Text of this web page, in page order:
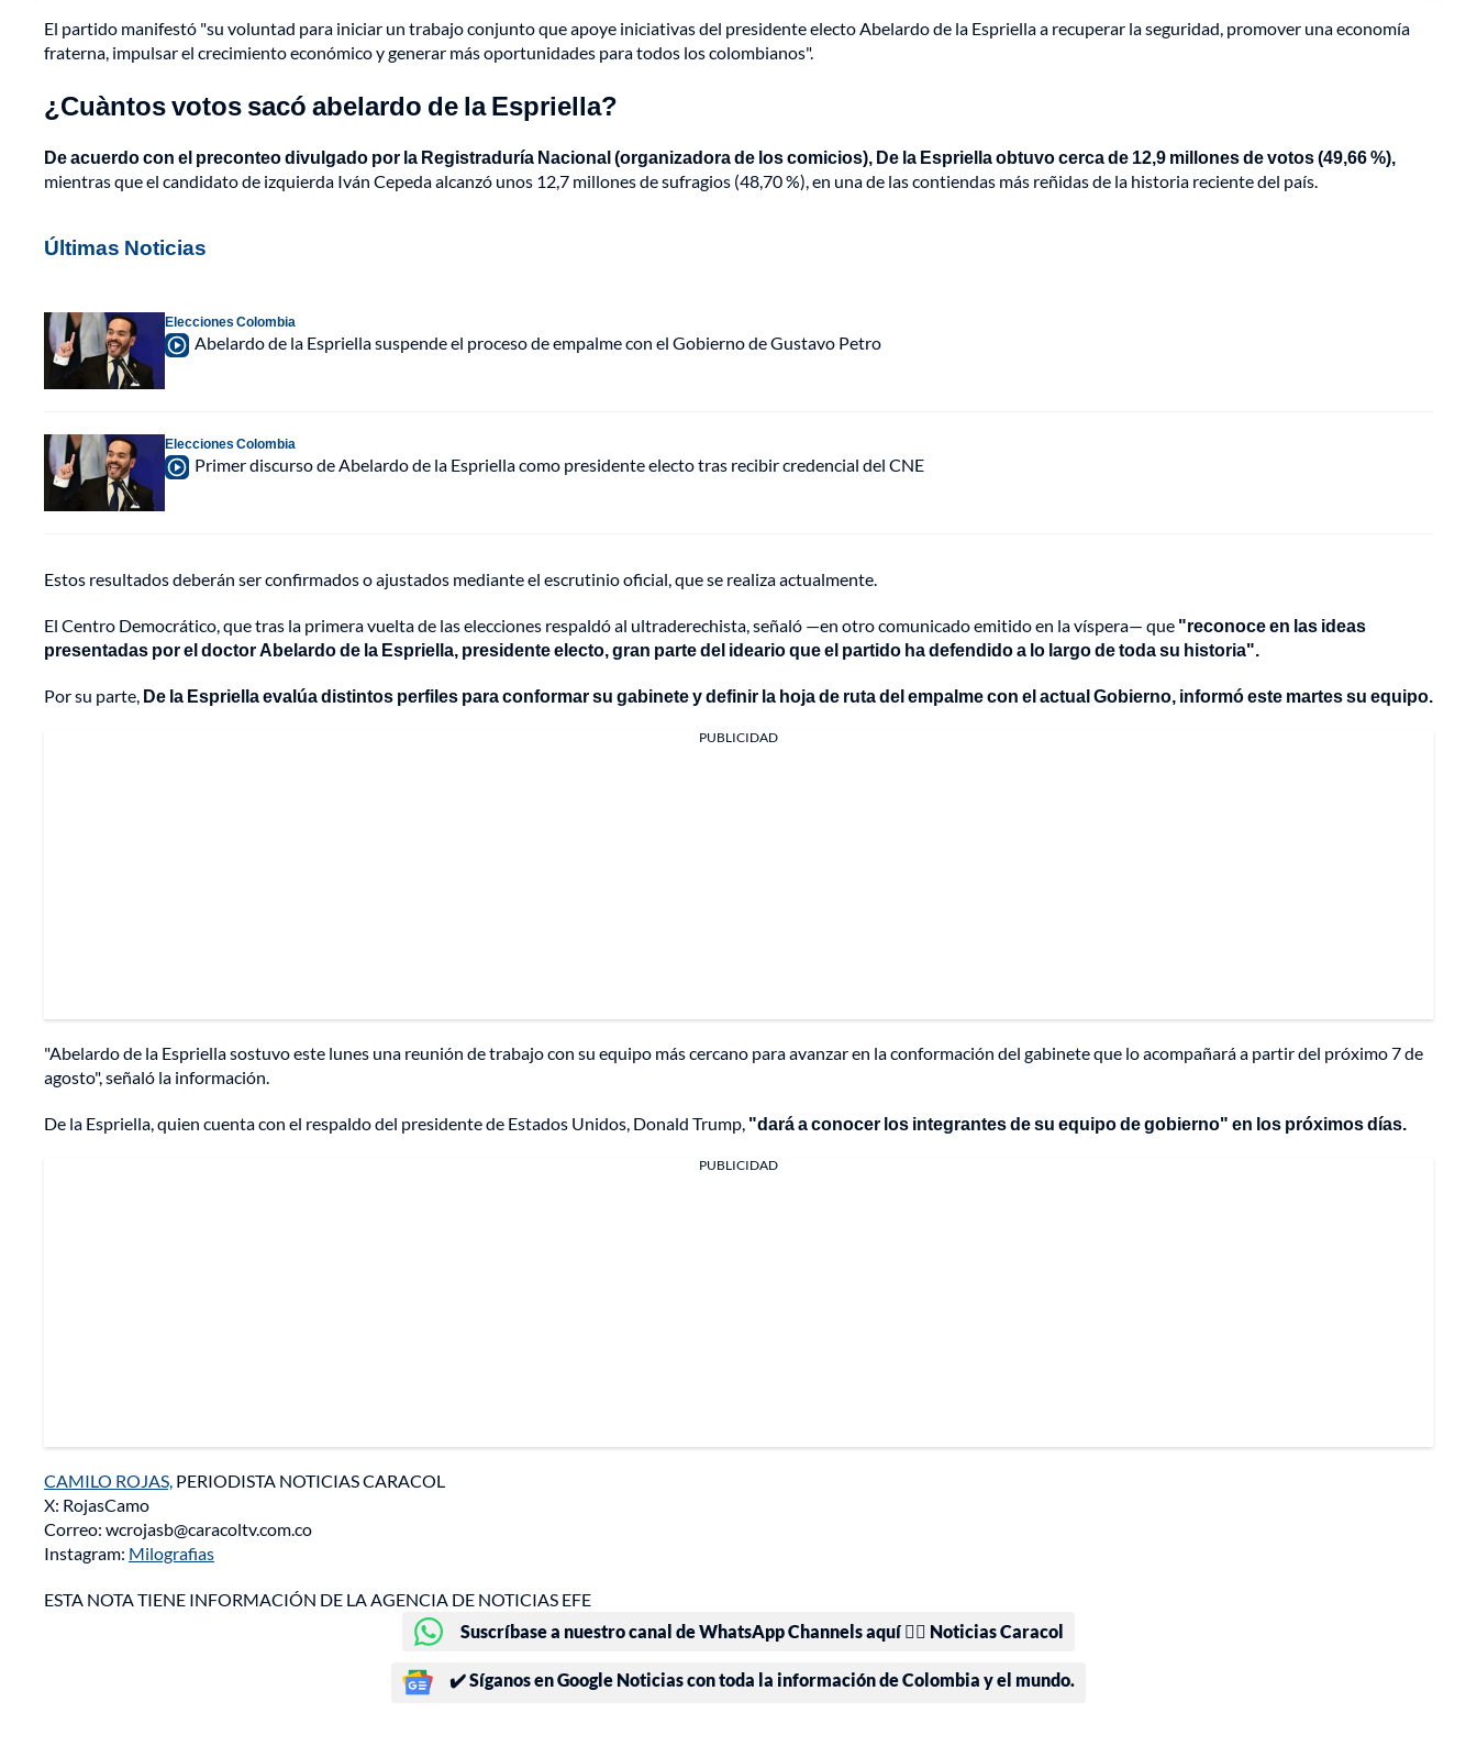
El partido manifestó "su voluntad para iniciar un trabajo conjunto que apoye iniciativas del presidente electo Abelardo de la Espriella a recuperar la seguridad, promover una economía
fraterna, impulsar el crecimiento económico y generar más oportunidades para todos los colombianos".
¿Cuàntos votos sacó abelardo de la Espriella?
De acuerdo con el preconteo divulgado por la Registraduría Nacional (organizadora de los comicios), De la Espriella obtuvo cerca de 12,9 millones de votos (49,66 %),
mientras que el candidato de izquierda Iván Cepeda alcanzó unos 12,7 millones de sufragios (48,70 %), en una de las contiendas más reñidas de la historia reciente del país.
Últimas Noticias
Elecciones Colombia
Abelardo de la Espriella suspende el proceso de empalme con el Gobierno de Gustavo Petro
Elecciones Colombia
Primer discurso de Abelardo de la Espriella como presidente electo tras recibir credencial del CNE
Estos resultados deberán ser confirmados o ajustados mediante el escrutinio oficial, que se realiza actualmente.
El Centro Democrático, que tras la primera vuelta de las elecciones respaldó al ultraderechista, señaló —en otro comunicado emitido en la víspera— que "reconoce en las ideas
presentadas por el doctor Abelardo de la Espriella, presidente electo, gran parte del ideario que el partido ha defendido a lo largo de toda su historia".
Por su parte, De la Espriella evalúa distintos perfiles para conformar su gabinete y definir la hoja de ruta del empalme con el actual Gobierno, informó este martes su equipo.
PUBLICIDAD
"Abelardo de la Espriella sostuvo este lunes una reunión de trabajo con su equipo más cercano para avanzar en la conformación del gabinete que lo acompañará a partir del próximo 7 de
agosto", señaló la información.
De la Espriella, quien cuenta con el respaldo del presidente de Estados Unidos, Donald Trump, "dará a conocer los integrantes de su equipo de gobierno" en los próximos días.
PUBLICIDAD
CAMILO ROJAS, PERIODISTA NOTICIAS CARACOL
X: RojasCamo
Correo: wcrojasb@caracoltv.com.co
Instagram: Milografias
ESTA NOTA TIENE INFORMACIÓN DE LA AGENCIA DE NOTICIAS EFE
Suscríbase a nuestro canal de WhatsApp Channels aquí 👉🏻 Noticias Caracol
✔️ Síganos en Google Noticias con toda la información de Colombia y el mundo.